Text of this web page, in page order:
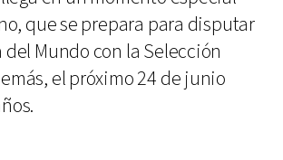
que se prepara para disputar
del Mundo con la Selección
el próximo 24 de junio